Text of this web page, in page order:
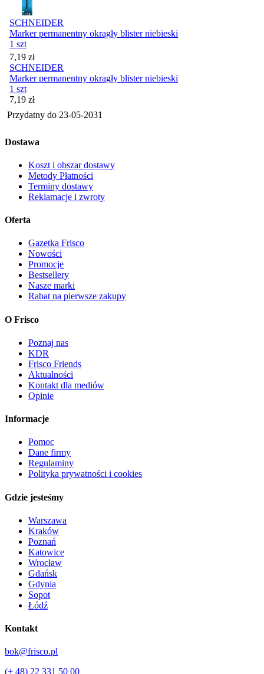
SCHNEIDER
Marker permanentny okrągły blister niebieski
1 szt
Cena
7,19 zł
SCHNEIDER
Marker permanentny okrągły blister niebieski
1 szt
Cena
7,19 zł
Przydatny do 23-05-2031
Dostawa
Koszt i obszar dostawy
Metody Płatności
Terminy dostawy
Reklamacje i zwroty
Oferta
Gazetka Frisco
Nowości
Promocje
Bestsellery
Nasze marki
Rabat na pierwsze zakupy
O Frisco
Poznaj nas
KDR
Frisco Friends
Aktualności
Kontakt dla mediów
Opinie
Informacje
Pomoc
Dane firmy
Regulaminy
Polityka prywatności i cookies
Gdzie jesteśmy
Warszawa
Kraków
Poznań
Katowice
Wrocław
Gdańsk
Gdynia
Sopot
Łódź
Kontakt
bok@frisco.pl
(+ 48) 22 331 50 00